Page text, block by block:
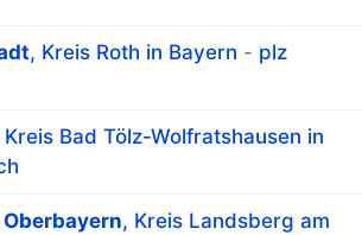
, Kreis Roth in Bayern - plz
Kreis Bad Tölz-Wolfratshausen in
, Kreis Landsberg am